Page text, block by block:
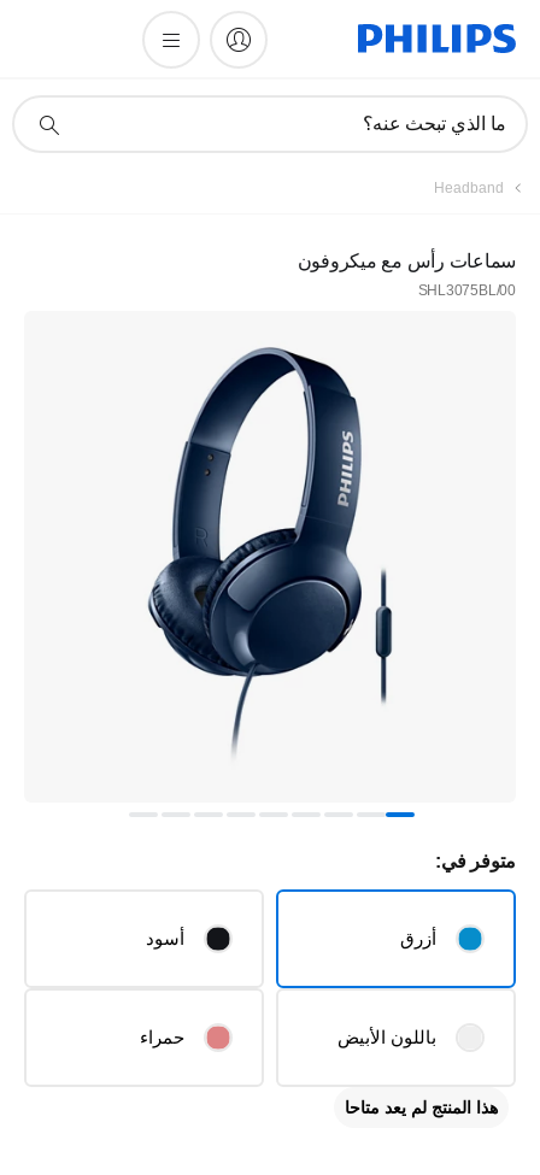
دعم
ما الذي تبحث عنه؟
Headband
سماعات رأس مع ميكروفون
SHL3075BL/00
متوفر في:
أزرق أسود
باللون الأبيض حمراء
هذا المنتج لم يعد متاحا